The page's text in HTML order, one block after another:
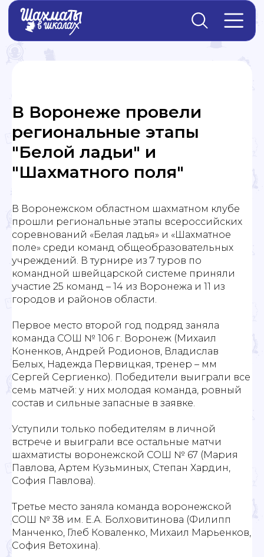
В Воронеже провели
региональные этапы
"Белой ладьи" и
"Шахматного поля"
В Воронежском областном шахматном клубе
прошли региональные этапы всероссийских
соревнований «Белая ладья» и «Шахматное
поле» среди команд общеобразовательных
учреждений. В турнире из 7 туров по
командной швейцарской системе приняли
участие 25 команд – 14 из Воронежа и 11 из
городов и районов области.
Первое место второй год подряд заняла
команда СОШ № 106 г. Воронеж (Михаил
Коненков, Андрей Родионов, Владислав
Белых, Надежда Первицкая, тренер – мм
Сергей Сергиенко). Победители выиграли все
семь матчей: у них молодая команда, ровный
состав и сильные запасные в заявке.
Уступили только победителям в личной
встрече и выиграли все остальные матчи
шахматисты воронежской СОШ № 67 (Мария
Павлова, Артем Кузьминых, Степан Хардин,
София Павлова).
Третье место заняла команда воронежской
СОШ № 38 им. Е.А. Болховитинова (Филипп
Манченко, Глеб Коваленко, Михаил Марьенков,
София Ветохина).